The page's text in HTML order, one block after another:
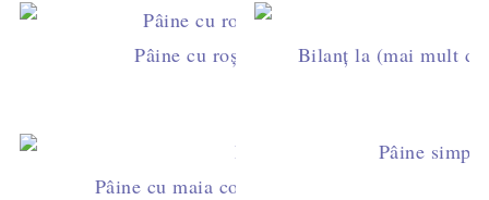
Pâine cu roșii uscate și busuioc (cu maia
Bilanț la (mai mult
Pâine cu maia coaptă în oală. Avantajele și
Pâine